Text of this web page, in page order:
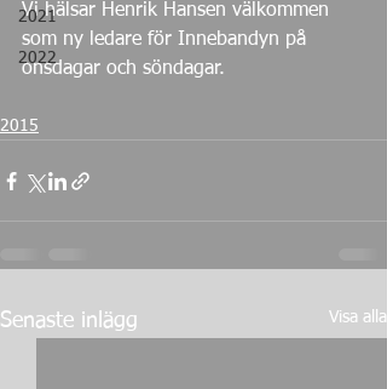
2021
2022
Vi hälsar Henrik Hansen välkommen
som ny ledare för Innebandyn på
onsdagar och söndagar.
2015
Senaste inlägg Visa alla